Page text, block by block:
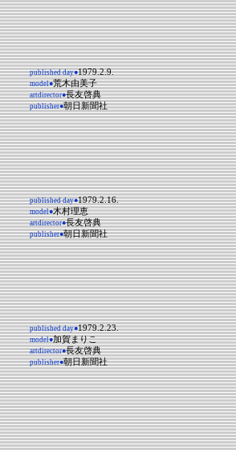
published day●1979.2.9.
model●荒木由美子
artdirector●長友啓典
publisher●朝日新聞社
published day●1979.2.16.
model●木村理恵
artdirector●長友啓典
publisher●朝日新聞社
published day●1979.2.23.
model●加賀まりこ
artdirector●長友啓典
publisher●朝日新聞社